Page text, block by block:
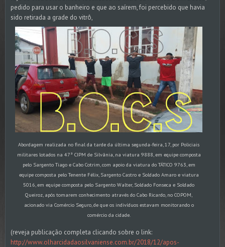
pedido para usar o banheiro e que ao saírem, foi percebido que havia
sido retirada a grade do vitrô,
Abordagem realizada no final da tarde da última segunda-feira, 17, por Policiais
militares lotados na 47ª CIPM de Silvânia, na viatura 9888, em equipe composta
pelo Sargento Tiago e Cabo Cotrim, com apoio da viatura do TÁTICO 9763, em
equipe composta pelo Tenente Félix, Sargento Castro e Soldado Amaro e viatura
5016, em equipe composta pelo Sargento Walter, Soldado Fonseca e Soldado
Queiroz, após tomarem conhecimento através do Cabo Ricardo, no COPOM,
acionado via Comércio Seguro, de que os indivíduos estavam monitorando o
comércio da cidade.
(reveja publicação completa clicando sobre o link:
http://www.olharcidadaosilvaniense.com.br/2018/12/apos-